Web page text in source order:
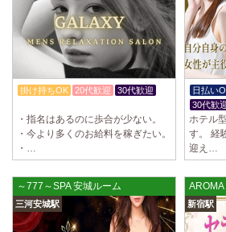
LoveCHU (ラブチュ) 千歳烏山ルーム
やる気のあるセラピスト大募集！ 「本気で稼
ラピストになりたい！」 そんなあなたを全力
2025/03/31[八王子駅]
Diamond～ダイヤモンド～
只今NEW OPENにつきセラピストが不足して
続くため、一緒に働いてくれるセラピストを
2025/03/29[自由が丘駅]
LIVSPA (リブスパ) 自由が丘ルーム
当店の募集は嘘偽り等なく、記載通りにしっ
ていただきます。 とても働きやすいお店作り
掛け持ちOK 20代歓迎
30代歓迎
・指名はあるのに歩合が少ない。
・今より多くのお給料を稼ぎたい。
・…
日払い
30代歓
ホテル
す。 経
迎え…
～777～SPA 安城ルーム
三河安城駅
AROMA
新宿駅